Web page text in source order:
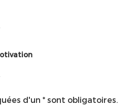
d'un * sont obligatoires.